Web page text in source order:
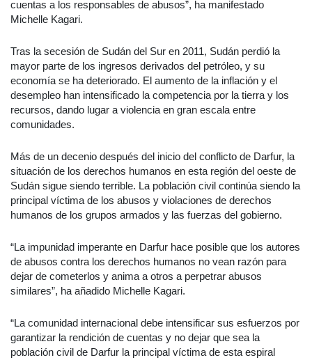
cuentas a los responsables de abusos”, ha manifestado
Michelle Kagari.
Tras la secesión de Sudán del Sur en 2011, Sudán perdió la
mayor parte de los ingresos derivados del petróleo, y su
economía se ha deteriorado. El aumento de la inflación y el
desempleo han intensificado la competencia por la tierra y los
recursos, dando lugar a violencia en gran escala entre
comunidades.
Más de un decenio después del inicio del conflicto de Darfur, la
situación de los derechos humanos en esta región del oeste de
Sudán sigue siendo terrible. La población civil continúa siendo la
principal víctima de los abusos y violaciones de derechos
humanos de los grupos armados y las fuerzas del gobierno.
“La impunidad imperante en Darfur hace posible que los autores
de abusos contra los derechos humanos no vean razón para
dejar de cometerlos y anima a otros a perpetrar abusos
similares”, ha añadido Michelle Kagari.
“La comunidad internacional debe intensificar sus esfuerzos por
garantizar la rendición de cuentas y no dejar que sea la
población civil de Darfur la principal víctima de esta espiral